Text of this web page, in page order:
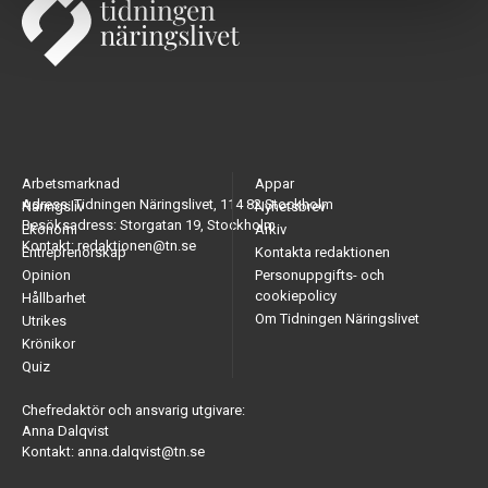
Adress: Tidningen Näringslivet, 114 82 Stockholm
Besöksadress: Storgatan 19, Stockholm
Kontakt: redaktionen@tn.se
Arbetsmarknad
Näringsliv
Ekonomi
Entreprenörskap
Opinion
Hållbarhet
Utrikes
Krönikor
Quiz
Appar
Nyhetsbrev
Arkiv
Kontakta redaktionen
Personuppgifts- och
cookiepolicy
Om Tidningen Näringslivet
Chefredaktör och ansvarig utgivare:
Anna Dalqvist
Kontakt: anna.dalqvist@tn.se